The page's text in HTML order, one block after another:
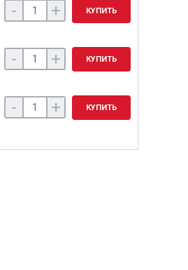
- + КУПИТЬ
- + КУПИТЬ
- + КУПИТЬ